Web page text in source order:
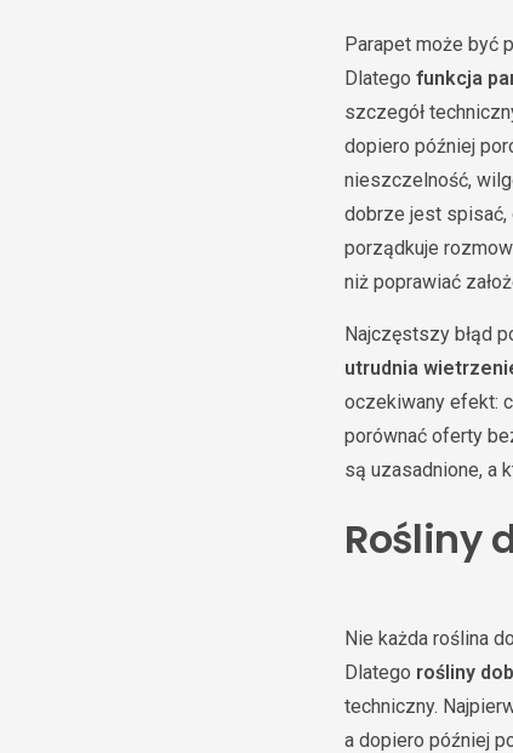
Parapet może być
Dlatego funkcja
szczegół
dopiero później
nieszczelność,
dobrze jest spisać,
porządkuje
niż poprawiać
Najczęstszy błąd
utrudnia
oczekiwany efekt:
porównać oferty
są uzasadnione, a
Rośliny
Nie każda roślina
Dlatego rośliny
techniczny.
a dopiero później